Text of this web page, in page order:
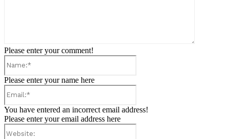
Please enter your comment!
Please enter your name here
You have entered an incorrect email address!
Please enter your email address here